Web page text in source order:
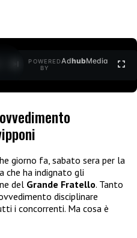
POWERED
BY
AdhubMedia
giorno fa, sabato sera per la
che ha indignato gli
del Grande Fratello. Tanto
disciplinare
i concorrenti. Ma cosa è